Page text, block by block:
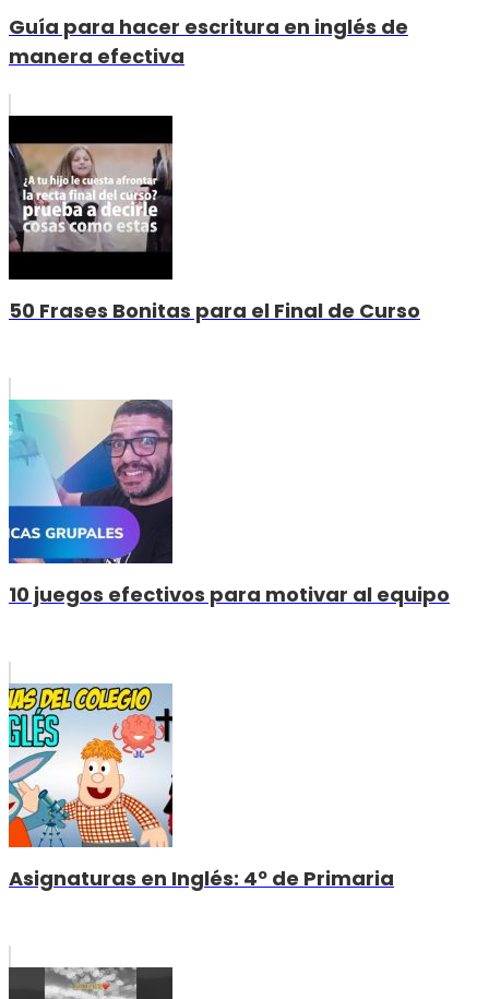
Guía para hacer escritura en inglés de
manera efectiva
50 Frases Bonitas para el Final de Curso
10 juegos efectivos para motivar al equipo
Asignaturas en Inglés: 4º de Primaria